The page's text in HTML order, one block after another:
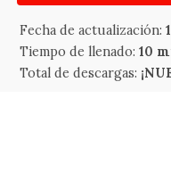
Fecha de actualización:
Tiempo de llenado:10
Total de descargas: